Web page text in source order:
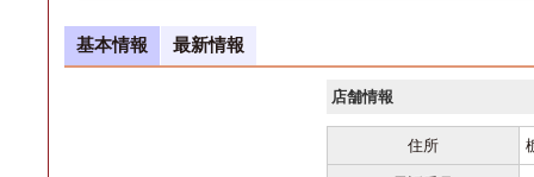
基本情報 最新情報
店舗情報
住所